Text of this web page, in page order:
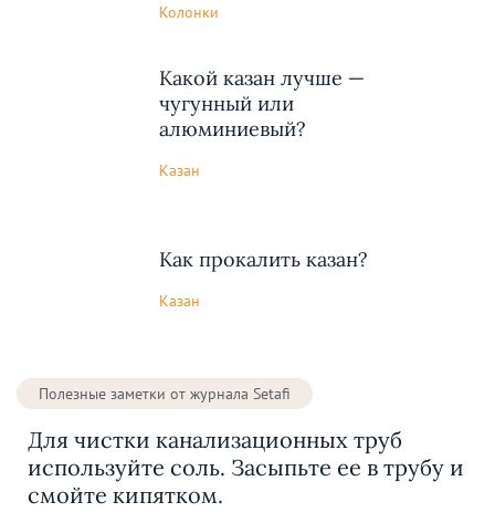
Колонки
Какой казан лучше —
чугунный или
алюминиевый?
Казан
Как прокалить казан?
Казан
Полезные заметки от журнала Setafi